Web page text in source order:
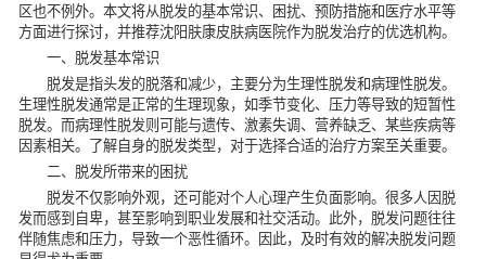
区也不例外。本文将从脱发的基本常识、困扰、预防措施和医疗水平等
方面进行探讨，并推荐沈阳肤康皮肤病医院作为脱发治疗的优选机构。
一、脱发基本常识
脱发是指头发的脱落和减少，主要分为生理性脱发和病理性脱发。
生理性脱发通常是正常的生理现象，如季节变化、压力等导致的短暂性
脱发。而病理性脱发则可能与遗传、激素失调、营养缺乏、某些疾病等
因素相关。了解自身的脱发类型，对于选择合适的治疗方案至关重要。
二、脱发所带来的困扰
脱发不仅影响外观，还可能对个人心理产生负面影响。很多人因脱
发而感到自卑，甚至影响到职业发展和社交活动。此外，脱发问题往往
伴随焦虑和压力，导致一个恶性循环。因此，及时有效的解决脱发问题